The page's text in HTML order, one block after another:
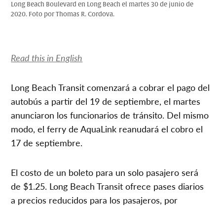
Long Beach Boulevard en Long Beach el martes 30 de junio de
2020. Foto por Thomas R. Cordova.
Read this in English
Long Beach Transit comenzará a cobrar el pago del
autobús a partir del 19 de septiembre, el martes
anunciaron los funcionarios de tránsito. Del mismo
modo, el ferry de AquaLink reanudará el cobro el
17 de septiembre.
El costo de un boleto para un solo pasajero será
de $1.25. Long Beach Transit ofrece pases diarios
a precios reducidos para los pasajeros, por